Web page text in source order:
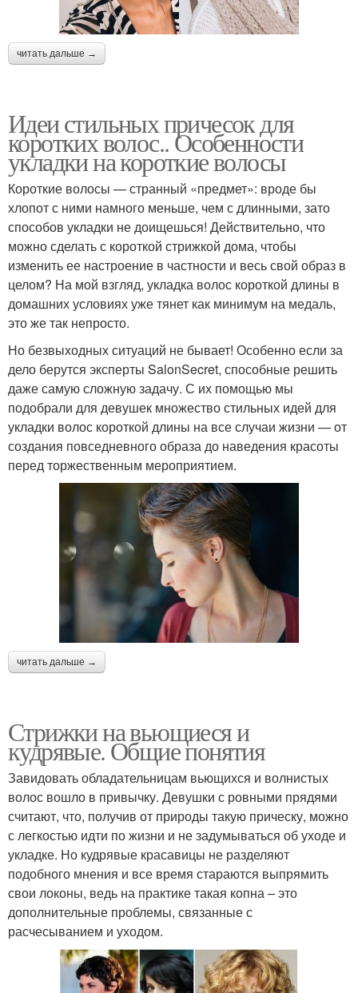
читать дальше →
Идеи стильных причесок для
коротких волос.. Особенности
укладки на короткие волосы
Короткие волосы — странный «предмет»: вроде бы
хлопот с ними намного меньше, чем с длинными, зато
способов укладки не доищешься! Действительно, что
можно сделать с короткой стрижкой дома, чтобы
изменить ее настроение в частности и весь свой образ в
целом? На мой взгляд, укладка волос короткой длины в
домашних условиях уже тянет как минимум на медаль,
это же так непросто.
Но безвыходных ситуаций не бывает! Особенно если за
дело берутся эксперты SalonSecret, способные решить
даже самую сложную задачу. С их помощью мы
подобрали для девушек множество стильных идей для
укладки волос короткой длины на все случаи жизни — от
создания повседневного образа до наведения красоты
перед торжественным мероприятием.
читать дальше →
Стрижки на вьющиеся и
кудрявые. Общие понятия
Завидовать обладательницам вьющихся и волнистых
волос вошло в привычку. Девушки с ровными прядями
считают, что, получив от природы такую прическу, можно
с легкостью идти по жизни и не задумываться об уходе и
укладке. Но кудрявые красавицы не разделяют
подобного мнения и все время стараются выпрямить
свои локоны, ведь на практике такая копна – это
дополнительные проблемы, связанные с
расчесыванием и уходом.